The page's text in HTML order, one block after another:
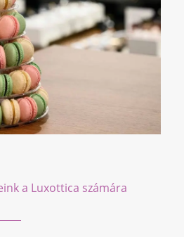
a Luxottica számára